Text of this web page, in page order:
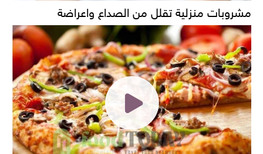
مشروبات منزلية تقلل من الصداع واعراضة